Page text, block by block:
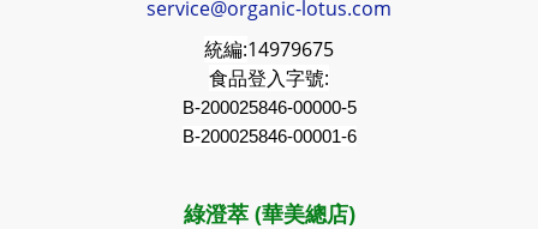
service@organic-lotus.com
統編:14979675
食品登入字號:
B-200025846-00000-5
B-200025846-00001-6
綠澄萃 (華美總店)